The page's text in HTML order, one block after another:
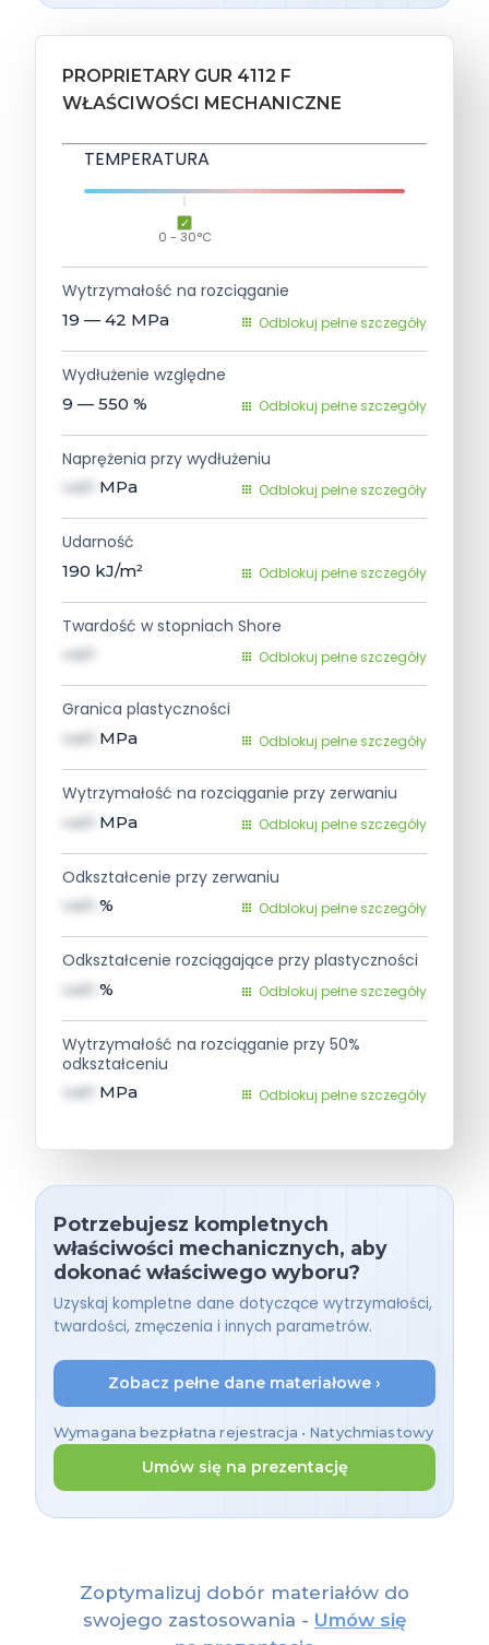
PROPRIETARY GUR 4112 F
WŁAŚCIWOŚCI MECHANICZNE
TEMPERATURA
0 - 30°C
Wytrzymałość na rozciąganie
19 — 42 MPa Odblokuj pełne szczegóły
Wydłużenie względne
9 — 550 % Odblokuj pełne szczegóły
Naprężenia przy wydłużeniu
val1 MPa Odblokuj pełne szczegóły
Udarność
190 kJ/m² Odblokuj pełne szczegóły
Twardość w stopniach Shore
val1 Odblokuj pełne szczegóły
Granica plastyczności
val1 MPa Odblokuj pełne szczegóły
Wytrzymałość na rozciąganie przy zerwaniu
val1 MPa Odblokuj pełne szczegóły
Odkształcenie przy zerwaniu
val1 % Odblokuj pełne szczegóły
Odkształcenie rozciągające przy plastyczności
val1 % Odblokuj pełne szczegóły
Wytrzymałość na rozciąganie przy 50%
odkształceniu
val1 MPa Odblokuj pełne szczegóły
Potrzebujesz kompletnych
właściwości mechanicznych, aby
dokonać właściwego wyboru?
Uzyskaj kompletne dane dotyczące wytrzymałości,
twardości, zmęczenia i innych parametrów.
Zobacz pełne dane materiałowe ›
Wymagana bezpłatna rejestracja • Natychmiastowy
dostęp
Umów się na prezentację
Zoptymalizuj dobór materiałów do
swojego zastosowania - Umów się